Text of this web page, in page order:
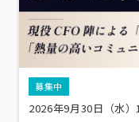
募集中
2026年9月30日（水